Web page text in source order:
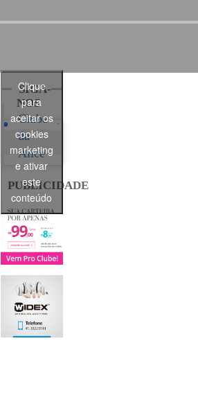
SIGA-
NOS
Clube
da
Alice
Clique
para
aceitar os
cookies
marketing
e ativar
este
conteúdo
PUBLICIDADE